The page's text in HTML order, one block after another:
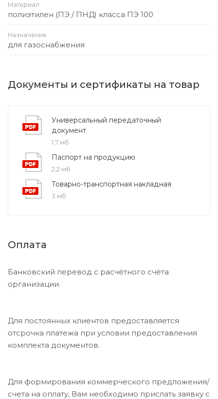
Материал
полиэтилен (ПЭ / ПНД) класса ПЭ 100
Назначение
для газоснабжения
Документы и сертификаты на товар
Универсальный передаточный
документ
1,7 мб
Паспорт на продукцию
2,2 мб
Товарно-транспортная накладная
3 мб
Оплата
Банковский перевод с расчётного счёта
организации.
Для постоянных клиентов предоставляется
отсрочка платежа при условии предоставления
комплекта документов.
Для формирования коммерческого предложения/
счета на оплату, Вам необходимо прислать заявку с